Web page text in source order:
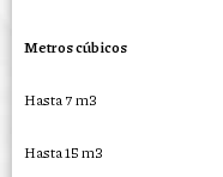
Metros cúbicos
Hasta 7 m3
Hasta 15 m3